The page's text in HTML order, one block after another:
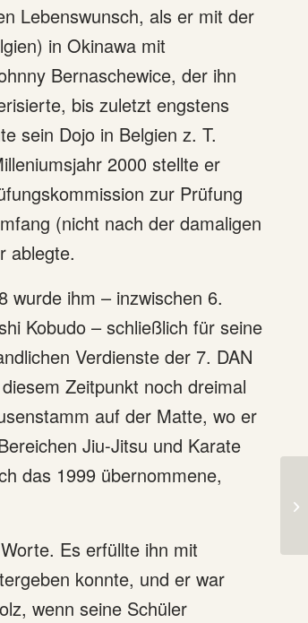
Lebenswunsch, als er mit der
in Okinawa mit
Bernaschewice, der ihn
bis zuletzt engstens
sein Dojo in Belgien z. T.
2000 stellte er
zur Prüfung
(nicht nach der damaligen
ablegte.
wurde ihm – inzwischen 6.
Kobudo – schließlich für seine
Verdienste der 7. DAN
Zeitpunkt noch dreimal
auf der Matte, wo er
Jiu-Jitsu und Karate
das 1999 übernommene,
Es erfüllte ihn mit
konnte, und er war
wenn seine Schüler